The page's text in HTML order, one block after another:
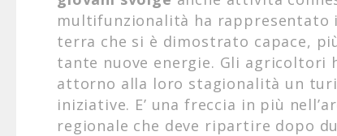
multifunzionalità ha rappresentato
terra che si è dimostrato capace,
tante nuove energie. Gli
attorno alla loro stagionalità un
iniziative. E’ una freccia in più
regionale che deve ripartire dopo